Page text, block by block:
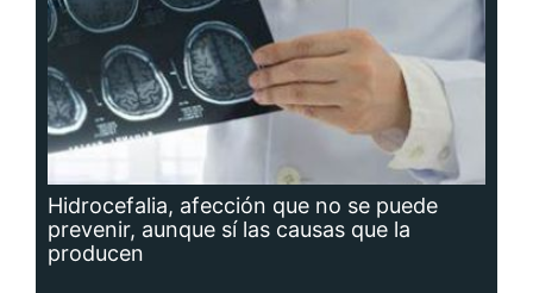
Hidrocefalia, afección que no se puede
prevenir, aunque sí las causas que la
producen